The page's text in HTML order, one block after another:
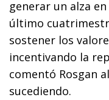
generar un alza
último
sostener los
incentivando la
comentó Rosgan
sucediendo.